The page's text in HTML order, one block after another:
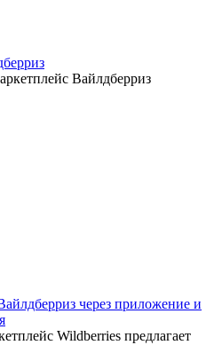
Вайлдберриз
через приложение и
Wildberries предлагает